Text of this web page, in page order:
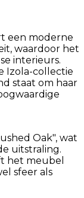
een moderne
waardoor het
interieurs.
Izola-collectie
staat om haar
Oak", wat
uitstraling.
het meubel
sfeer als